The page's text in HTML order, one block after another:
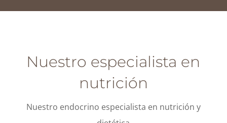
Nuestro especialista en
nutrición
Nuestro endocrino especialista en nutrición y